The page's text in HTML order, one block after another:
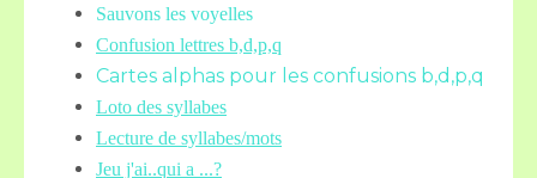
Sauvons les voyelles
Confusion lettres b,d,p,q
Cartes alphas pour les confusions b,d,p,q
Loto des syllabes
Lecture de syllabes/mots
Jeu j'ai..qui a ...?